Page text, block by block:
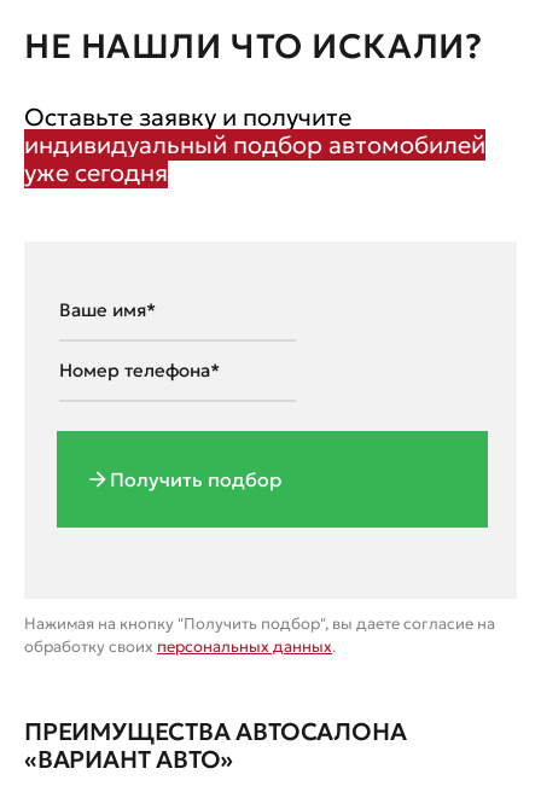
НЕ НАШЛИ ЧТО ИСКАЛИ?
Оставьте заявку и получите
индивидуальный подбор автомобилей
уже сегодня
Получить подбор
Нажимая на кнопку "Получить подбор", вы даете согласие на
обработку своих персональных данных.
ПРЕИМУЩЕСТВА АВТОСАЛОНА
«ВАРИАНТ АВТО»